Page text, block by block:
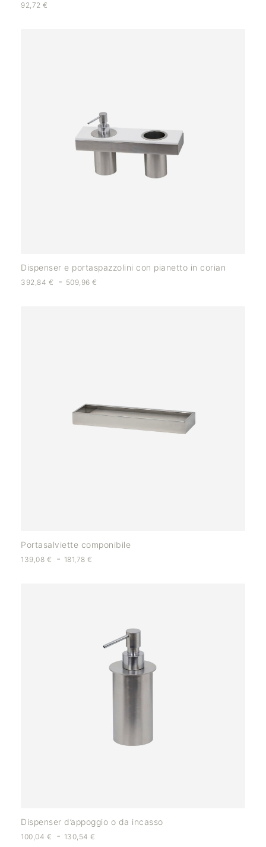
92,72 €
Dispenser e portaspazzolini con pianetto in corian
392,84 € - 509,96€
Portasalviette componibile
139,08 € - 181,78€
Dispenser d’appoggio o da incasso
100,04 € - 130,54€